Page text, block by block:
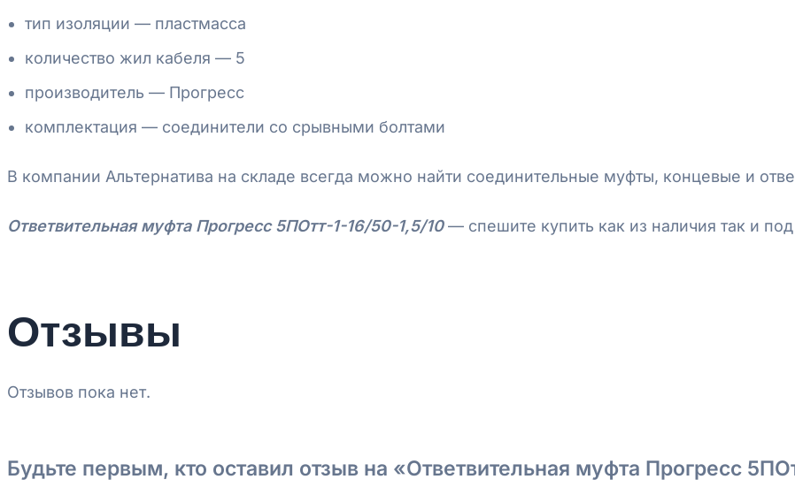
тип изоляции — пластмасса
количество жил кабеля — 5
производитель — Прогресс
комплектация — соединители со срывными болтами
В компании Альтернатива на складе всегда можно найти соединительные муфты, концевые и
Ответвительная муфта Прогресс 5ПОтт-1-16/50-1,5/10— спешите купить как из наличия так и под
Отзывы
Отзывов пока нет.
Будьте первым, кто оставил отзыв на «Ответвительная муфта Прогресс